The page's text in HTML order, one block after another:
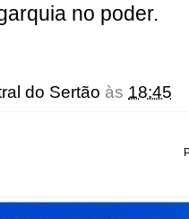
no poder.
do Sertão às 18:45